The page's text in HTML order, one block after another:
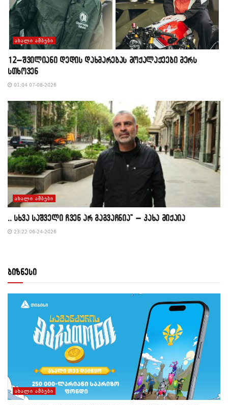
ᲐᲮᲐᲚᲘ ᲐᲛᲑᲔᲑᲘ
12–შვილიანი დედის დახმარებას მოქალაქეები მერს
სთხოვენ
01:04 07-08-2026
ᲐᲮᲐᲚᲘ ᲐᲛᲑᲔᲑᲘ
,, სხვა საშველი ჩვენ არ გაგვაჩნია” – კახა მიქაია
23:22 06-24-2026
ბიზნესი
ᲐᲮᲐᲚᲘ ᲐᲛᲑᲔᲑᲘ